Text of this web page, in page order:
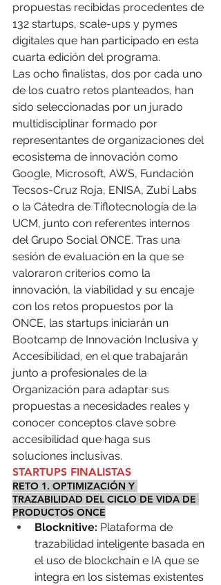
propuestas recibidas procedentes de
132 startups, scale-ups y pymes
digitales que han participado en esta
cuarta edición del programa.
Las ocho finalistas, dos por cada uno
de los cuatro retos planteados, han
sido seleccionadas por un jurado
multidisciplinar formado por
representantes de organizaciones del
ecosistema de innovación como
Google, Microsoft, AWS, Fundación
Tecsos-Cruz Roja, ENISA, Zubi Labs
o la Cátedra de Tiflotecnología de la
UCM, junto con referentes internos
del Grupo Social ONCE. Tras una
sesión de evaluación en la que se
valoraron criterios como la
innovación, la viabilidad y su encaje
con los retos propuestos por la
ONCE, las startups iniciarán un
Bootcamp de Innovación Inclusiva y
Accesibilidad, en el que trabajarán
junto a profesionales de la
Organización para adaptar sus
propuestas a necesidades reales y
conocer conceptos clave sobre
accesibilidad que haga sus
soluciones inclusivas.
STARTUPS FINALISTAS
RETO 1. OPTIMIZACIÓN Y
TRAZABILIDAD DEL CICLO DE VIDA DE
PRODUCTOS ONCE
Blocknitive: Plataforma de
trazabilidad inteligente basada en
el uso de blockchain e IA que se
integra en los sistemas existentes